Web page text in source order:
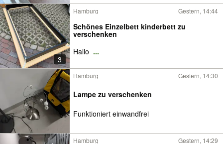
3
Hamburg Gestern, 14:44
Schönes Einzelbett kinderbett zu
verschenken
Hallo ...
Hamburg Gestern, 14:30
Lampe zu verschenken
Funktioniert einwandfrei
Hamburg Gestern, 14:29